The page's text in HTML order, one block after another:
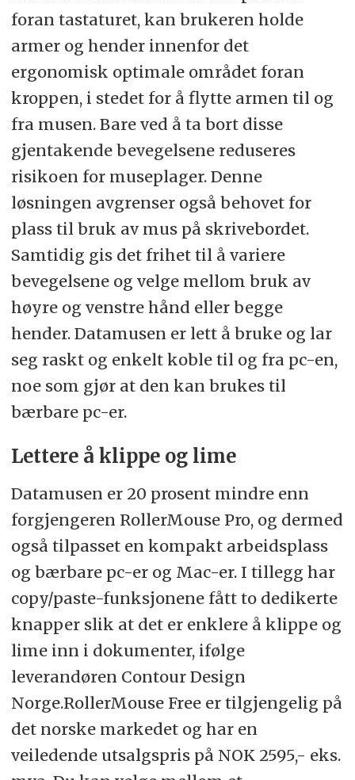
foran tastaturet, kan brukeren holde
armer og hender innenfor det
ergonomisk optimale området foran
kroppen, i stedet for å flytte armen til og
fra musen. Bare ved å ta bort disse
gjentakende bevegelsene reduseres
risikoen for museplager. Denne
løsningen avgrenser også behovet for
plass til bruk av mus på skrivebordet.
Samtidig gis det frihet til å variere
bevegelsene og velge mellom bruk av
høyre og venstre hånd eller begge
hender. Datamusen er lett å bruke og lar
seg raskt og enkelt koble til og fra pc-en,
noe som gjør at den kan brukes til
bærbare pc-er.
Lettere å klippe og lime
Datamusen er 20 prosent mindre enn
forgjengeren RollerMouse Pro, og dermed
også tilpasset en kompakt arbeidsplass
og bærbare pc-er og Mac-er. I tillegg har
copy/paste-funksjonene fått to dedikerte
knapper slik at det er enklere å klippe og
lime inn i dokumenter, ifølge
leverandøren Contour Design
Norge.RollerMouse Free er tilgjengelig på
det norske markedet og har en
veiledende utsalgspris på NOK 2595,- eks.